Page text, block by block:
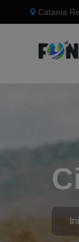
Catania